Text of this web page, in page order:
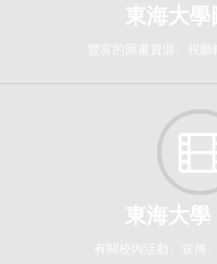
英語口語訓練（一）[0097]
日間學士班-外文系1
第二語言字彙習得、教學與
東海大學
豐富的圖書資源、視聽
東海大學
有關校內活動、宣傳